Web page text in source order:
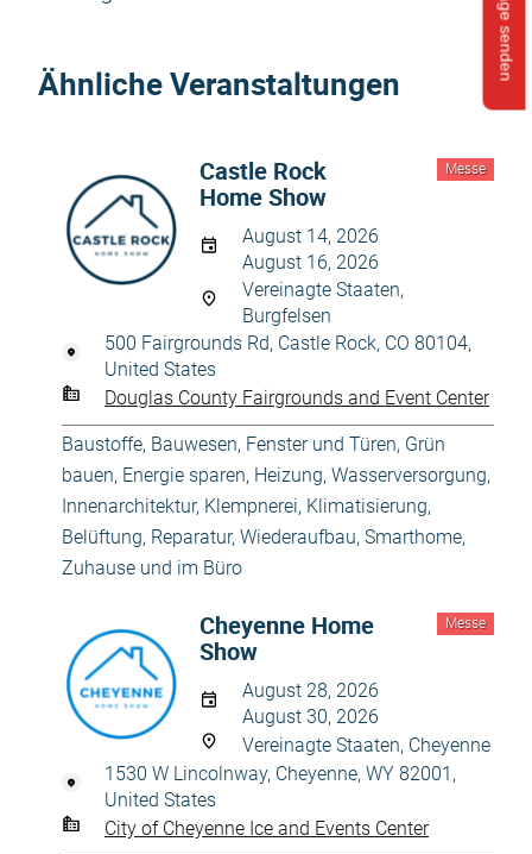
Ähnliche Veranstaltungen
Messe
Castle Rock
Home Show
August 14, 2026
August 16, 2026
Vereinagte Staaten,
Burgfelsen
500 Fairgrounds Rd, Castle Rock, CO 80104,
United States
Douglas County Fairgrounds and Event Center
Baustoffe, Bauwesen, Fenster und Türen, Grün
bauen, Energie sparen, Heizung, Wasserversorgung,
Innenarchitektur, Klempnerei, Klimatisierung,
Belüftung, Reparatur, Wiederaufbau, Smarthome,
Zuhause und im Büro
Messe
Cheyenne Home
Show
August 28, 2026
August 30, 2026
Vereinagte Staaten, Cheyenne
1530 W Lincolnway, Cheyenne, WY 82001,
United States
City of Cheyenne Ice and Events Center